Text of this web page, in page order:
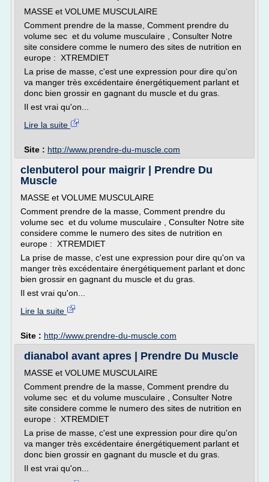
MASSE et VOLUME MUSCULAIRE
Comment prendre de la masse, Comment prendre du
volume sec et du volume musculaire , Consulter Notre
site considere comme le numero des sites de nutrition en
europe : XTREMDIET
La prise de masse, c'est une expression pour dire qu'on
va manger très excédentaire énergétiquement parlant et
donc bien grossir en gagnant du muscle et du gras.
Il est vrai qu'on...
Lire la suite
Site : http://www.prendre-du-muscle.com
clenbuterol pour maigrir | Prendre Du
Muscle
MASSE et VOLUME MUSCULAIRE
Comment prendre de la masse, Comment prendre du
volume sec et du volume musculaire , Consulter Notre site
considere comme le numero des sites de nutrition en
europe : XTREMDIET
La prise de masse, c'est une expression pour dire qu'on va
manger très excédentaire énergétiquement parlant et donc
bien grossir en gagnant du muscle et du gras.
Il est vrai qu'on...
Lire la suite
Site : http://www.prendre-du-muscle.com
dianabol avant apres | Prendre Du Muscle
MASSE et VOLUME MUSCULAIRE
Comment prendre de la masse, Comment prendre du
volume sec et du volume musculaire , Consulter Notre
site considere comme le numero des sites de nutrition en
europe : XTREMDIET
La prise de masse, c'est une expression pour dire qu'on
va manger très excédentaire énergétiquement parlant et
donc bien grossir en gagnant du muscle et du gras.
Il est vrai qu'on...